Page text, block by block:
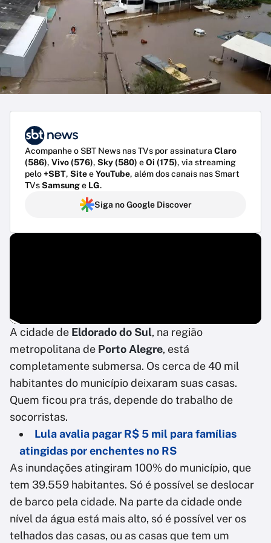
Acompanhe o SBT News nas TVs por assinatura Claro
(586), Vivo (576), Sky (580) eOi (175), via streaming
pelo+SBT, SiteeYouTube, além dos canais nas Smart
TVsSamsunge LG.
Siga no Google Discover
A cidade de Eldorado do Sul, na região
metropolitana de Porto Alegre, está
completamente submersa. Os cerca de 40 mil
habitantes do município deixaram suas casas.
Quem ficou pra trás, depende do trabalho de
socorristas.
Lula avalia pagar R$ 5 mil para famílias
atingidas por enchentes no RS
As inundações atingiram 100% do município, que
tem 39.559 habitantes. Só é possível se deslocar
de barco pela cidade. Na parte da cidade onde
nível da água está mais alto, só é possível ver os
telhados das casas, ou as casas que tem um